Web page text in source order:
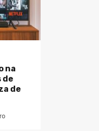
na
de
de